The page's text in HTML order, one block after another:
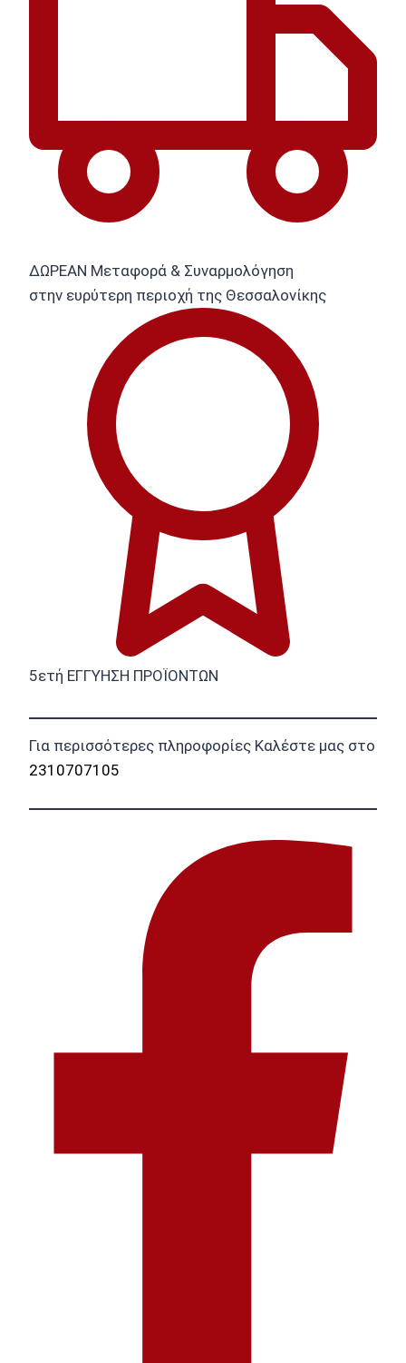
ΔΩΡΕΑΝ Μεταφορά & Συναρμολόγηση
στην ευρύτερη περιοχή της Θεσσαλονίκης
5ετή ΕΓΓΥΗΣΗ ΠΡΟΪΟΝΤΩΝ
Για περισσότερες πληροφορίες Καλέστε μας στο
2310707105